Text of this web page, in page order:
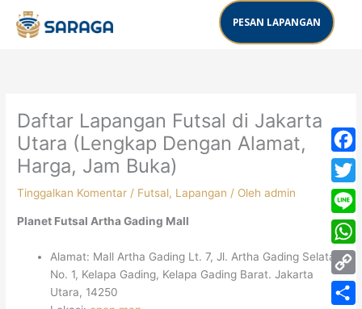
PESAN LAPANGAN
Daftar Lapangan Futsal di Jakarta
Utara (Lengkap Dengan Alamat,
Harga, Jam Buka)
Tinggalkan Komentar / Futsal, Lapangan / Olehadmin
Planet Futsal Artha Gading Mall
Alamat: Mall Artha Gading Lt. 7, Jl. Artha Gading Selatan
No. 1, Kelapa Gading, Kelapa Gading Barat. Jakarta
Utara, 14250
Line
Copy